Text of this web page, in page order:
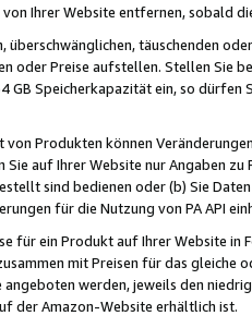
von Ihrer Website entfernen, sobald
überschwänglichen, täuschenden
oder Preise aufstellen. Stellen Sie
GB Speicherkapazität ein, so dürfen
von Produkten können
auf Ihrer Website nur Angaben
sind bedienen oder (b) Sie
für die Nutzung von PA API
für ein Produkt auf Ihrer Website
mit Preisen für das
werden, jeweils den
der Amazon-Website erhältlich ist.